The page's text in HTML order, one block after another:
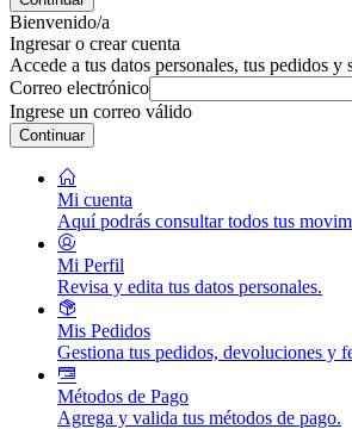
Bienvenido/a
Ingresar o crear cuenta
Accede a tus datos personales, tus pedidos
Correo electrónico
Ingrese un correo válido
Continuar
Mi cuenta
Aquí podrás consultar todos tus
Mi Perfil
Revisa y edita tus datos personales.
Mis Pedidos
Gestiona tus pedidos, devoluciones y
Métodos de Pago
Agrega y valida tus métodos de pago.